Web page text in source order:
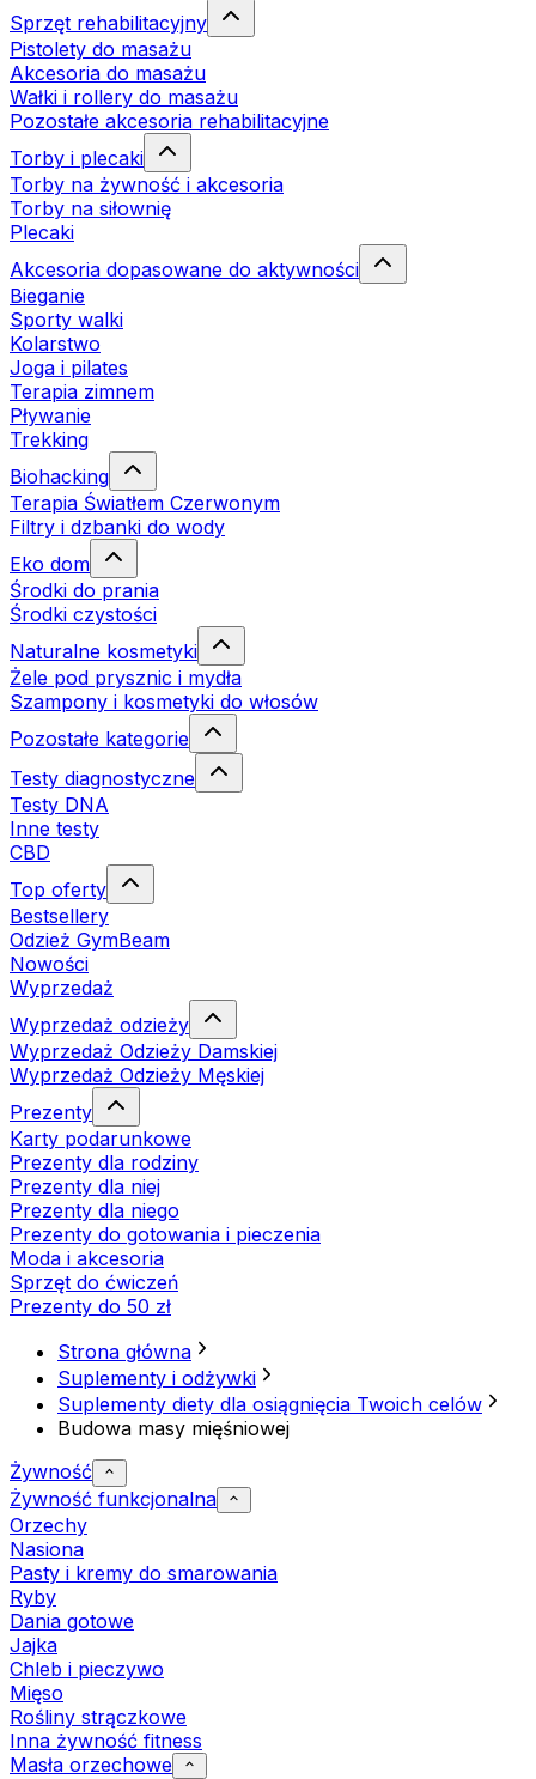
Sprzęt rehabilitacyjny
Pistolety do masażu
Akcesoria do masażu
Wałki i rollery do masażu
Pozostałe akcesoria rehabilitacyjne
Torby i plecaki
Torby na żywność i akcesoria
Torby na siłownię
Plecaki
Akcesoria dopasowane do aktywności
Bieganie
Sporty walki
Kolarstwo
Joga i pilates
Terapia zimnem
Pływanie
Trekking
Biohacking
Terapia Światłem Czerwonym
Filtry i dzbanki do wody
Eko dom
Środki do prania
Środki czystości
Naturalne kosmetyki
Żele pod prysznic i mydła
Szampony i kosmetyki do włosów
Pozostałe kategorie
Testy diagnostyczne
Testy DNA
Inne testy
CBD
Top oferty
Bestsellery
Odzież GymBeam
Nowości
Wyprzedaż
Wyprzedaż odzieży
Wyprzedaż Odzieży Damskiej
Wyprzedaż Odzieży Męskiej
Prezenty
Karty podarunkowe
Prezenty dla rodziny
Prezenty dla niej
Prezenty dla niego
Prezenty do gotowania i pieczenia
Moda i akcesoria
Sprzęt do ćwiczeń
Prezenty do 50 zł
Strona główna
Suplementy i odżywki
Suplementy diety dla osiągnięcia Twoich celów
Budowa masy mięśniowej
Żywność
Żywność funkcjonalna
Orzechy
Nasiona
Pasty i kremy do smarowania
Ryby
Dania gotowe
Jajka
Chleb i pieczywo
Mięso
Rośliny strączkowe
Inna żywność fitness
Masła orzechowe